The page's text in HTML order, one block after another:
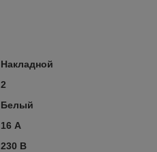
Накладной
2
Белый
16 А
230 В